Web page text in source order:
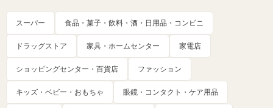
スーパー 食品・菓子・飲料・酒・日用品・コンビニ
ドラッグストア 家具・ホームセンター 家電店
ショッピングセンター・百貨店 ファッション
キッズ・ベビー・おもちゃ 眼鏡・コンタクト・ケア用品